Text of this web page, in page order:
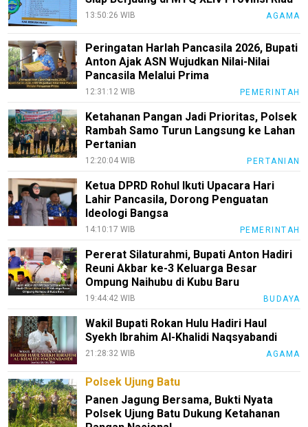
13:50:26 WIB AGAMA
Peringatan Harlah Pancasila 2026, Bupati
Anton Ajak ASN Wujudkan Nilai-Nilai
Pancasila Melalui Prima
12:31:12 WIB PEMERINTAH
Ketahanan Pangan Jadi Prioritas, Polsek
Rambah Samo Turun Langsung ke Lahan
Pertanian
12:20:04 WIB PERTANIAN
Ketua DPRD Rohul Ikuti Upacara Hari
Lahir Pancasila, Dorong Penguatan
Ideologi Bangsa
14:10:17 WIB PEMERINTAH
Pererat Silaturahmi, Bupati Anton Hadiri
Reuni Akbar ke-3 Keluarga Besar
Ompung Naihubu di Kubu Baru
19:44:42 WIB BUDAYA
Wakil Bupati Rokan Hulu Hadiri Haul
Syekh Ibrahim Al-Khalidi Naqsyabandi
21:28:32 WIB AGAMA
Polsek Ujung Batu
Panen Jagung Bersama, Bukti Nyata
Polsek Ujung Batu Dukung Ketahanan